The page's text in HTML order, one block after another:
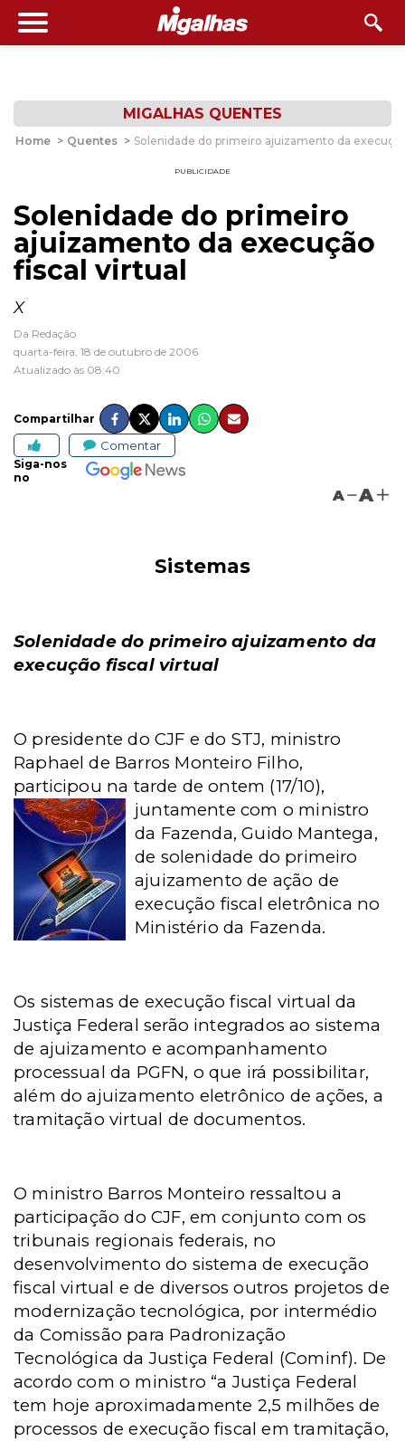
MIGALHAS QUENTES
Home > Quentes > Solenidade do primeiro ajuizamento da
PUBLICIDADE
Solenidade do primeiro
ajuizamento da execução
fiscal virtual
X
Da Redação
quarta-feira, 18 de outubro de 2006
Atualizado às 08:40
Compartilhar
Comentar
Siga-nos
no
A A
Sistemas
Solenidade do primeiro ajuizamento da
execução fiscal virtual
O presidente do CJF e do STJ, ministro
Raphael de Barros Monteiro Filho,
participou na tarde de ontem (17/10),
juntamente com o ministro
da Fazenda, Guido Mantega,
de solenidade do primeiro
ajuizamento de ação de
execução fiscal eletrônica no
Ministério da Fazenda.
Os sistemas de execução fiscal virtual da
Justiça Federal serão integrados ao sistema
de ajuizamento e acompanhamento
processual da PGFN, o que irá possibilitar,
além do ajuizamento eletrônico de ações, a
tramitação virtual de documentos.
O ministro Barros Monteiro ressaltou a
participação do CJF, em conjunto com os
tribunais regionais federais, no
desenvolvimento do sistema de execução
fiscal virtual e de diversos outros projetos de
modernização tecnológica, por intermédio
da Comissão para Padronização
Tecnológica da Justiça Federal (Cominf). De
acordo com o ministro “a Justiça Federal
tem hoje aproximadamente 2,5 milhões de
processos de execução fiscal em tramitação,